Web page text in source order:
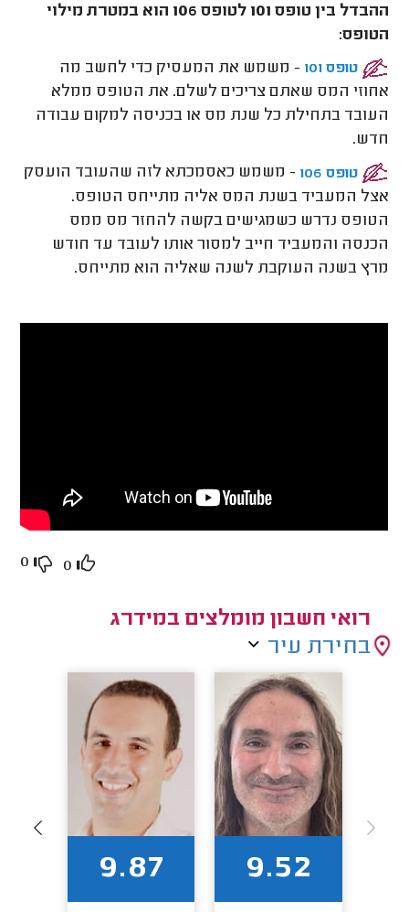
ההבדל בין טופס 101 לטופס 106 הוא במטרת מילוי
הטופס:
טופס 101
- משמש את המעסיק כדי לחשב מה
אחוזי המס שאתם צריכים לשלם. את הטופס ממלא
העובד בתחילת כל שנת מס או בכניסה למקום עבודה
חדש.
טופס 106
- משמש כאסמכתא לזה שהעובד הועסק
אצל המעביד בשנת המס אליה מתייחס הטופס.
הטופס נדרש כשמגישים בקשה להחזר מס ממס
הכנסה והמעביד חייב למסור אותו לעובד עד חודש
מרץ בשנה העוקבת לשנה שאליה הוא מתייחס.
0
0
רואי חשבון מומלצים במידרג
בחירת עיר
9.52
9.87